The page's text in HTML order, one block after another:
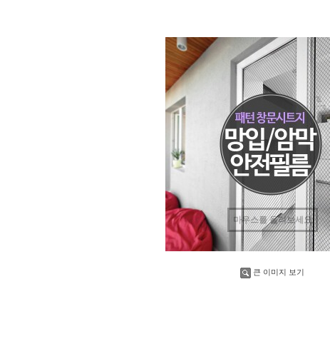
마우스를 올려보세요
큰 이미지 보기